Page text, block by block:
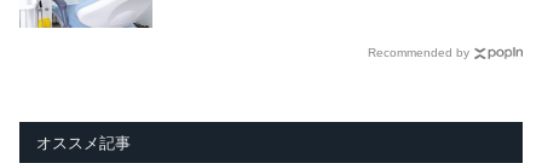
Recommended by
オススメ記事